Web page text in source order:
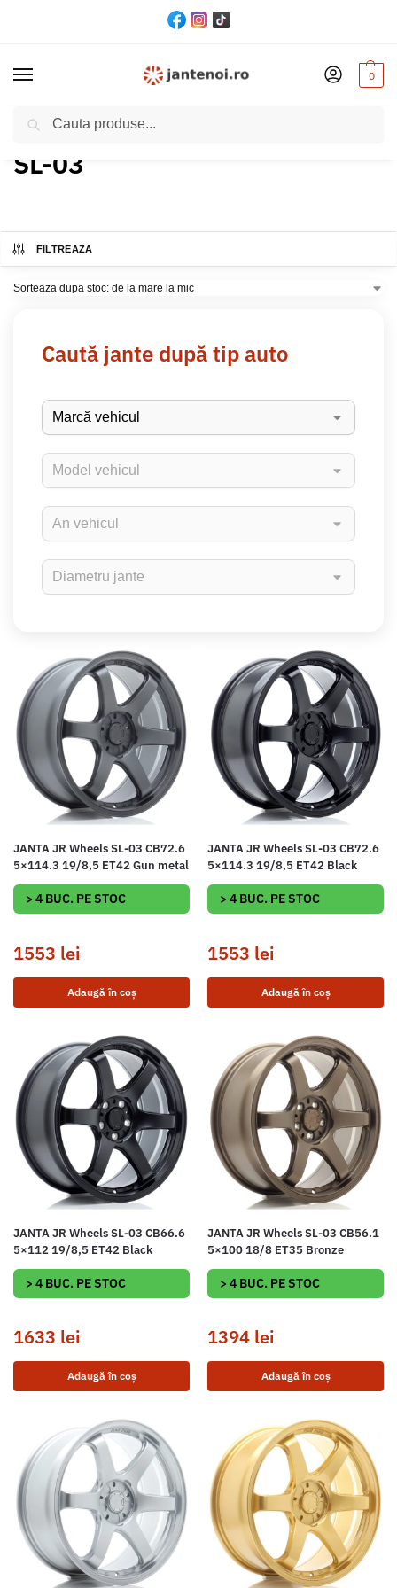
0
Acasă Produs Model / SL-03
SL-03
FILTREAZA
Caută jante după tip auto
JANTA JR Wheels SL-03 CB72.6
5×114.3 19/8,5 ET42 Gun metal
> 4 BUC. PE STOC
1553 lei
Adaugă în coș
JANTA JR Wheels SL-03 CB72.6
5×114.3 19/8,5 ET42 Black
> 4 BUC. PE STOC
1553 lei
Adaugă în coș
JANTA JR Wheels SL-03 CB66.6
5×112 19/8,5 ET42 Black
> 4 BUC. PE STOC
1633 lei
Adaugă în coș
JANTA JR Wheels SL-03 CB56.1
5×100 18/8 ET35 Bronze
> 4 BUC. PE STOC
1394 lei
Adaugă în coș